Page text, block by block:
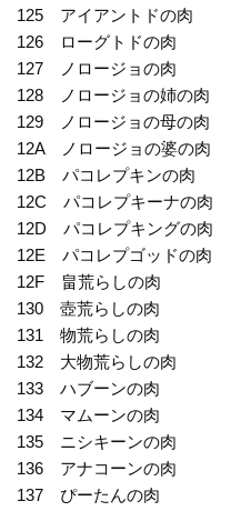
125 アイアントドの肉
126 ローグトドの肉
127 ノロージョの肉
128 ノロージョの姉の肉
129 ノロージョの母の肉
12A ノロージョの婆の肉
12B パコレプキンの肉
12C パコレプキーナの肉
12D パコレプキングの肉
12E パコレプゴッドの肉
12F 畠荒らしの肉
130 壺荒らしの肉
131 物荒らしの肉
132 大物荒らしの肉
133 ハブーンの肉
134 マムーンの肉
135 ニシキーンの肉
136 アナコーンの肉
137 ぴーたんの肉